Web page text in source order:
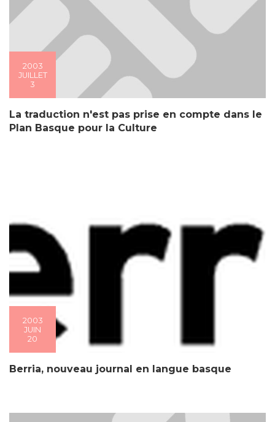
2003
JUILLET
3
La traduction n'est pas prise en compte dans le
Plan Basque pour la Culture
2003
JUIN
20
Berria, nouveau journal en langue basque